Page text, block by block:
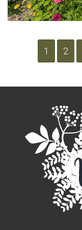
1 2